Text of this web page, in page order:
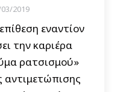
2019
εναντίον
την καριέρα
ρατσισμού»
αντιμετώπισης